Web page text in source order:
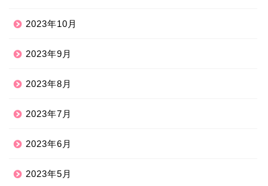
2023年10月
2023年9月
2023年8月
2023年7月
2023年6月
2023年5月